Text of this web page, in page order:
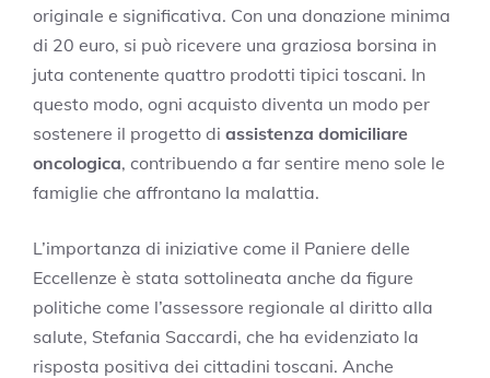
originale e significativa. Con una donazione minima
di 20 euro, si può ricevere una graziosa borsina in
juta contenente quattro prodotti tipici toscani. In
questo modo, ogni acquisto diventa un modo per
sostenere il progetto di assistenza domiciliare
oncologica, contribuendo a far sentire meno sole le
famiglie che affrontano la malattia.
L’importanza di iniziative come il Paniere delle
Eccellenze è stata sottolineata anche da figure
politiche come l’assessore regionale al diritto alla
salute, Stefania Saccardi, che ha evidenziato la
risposta positiva dei cittadini toscani. Anche